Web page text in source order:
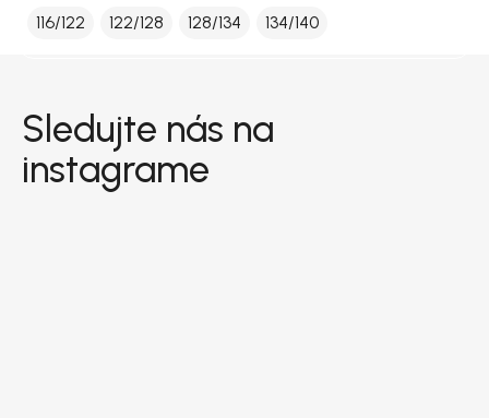
116/122 122/128 128/134 134/140
Sledujte nás na
instagrame